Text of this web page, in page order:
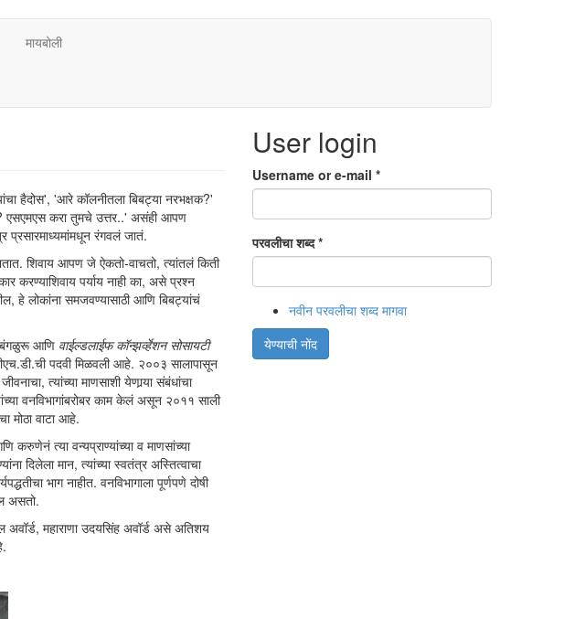
मायबोली
हैदोस', 'आरे कॉलनीतला बिबट्या नरभक्षक?'
एसएमएस करा तुमचे उत्तर..' असंही आपण
प्रसारमाध्यमांमधून रंगवलं जातं.
शिवाय आपण जे ऐकतो-वाचतो, त्यांतलं किती
करण्याशिवाय पर्याय नाही का, असे प्रश्न
हे लोकांना समजवण्यासाठी आणि बिबट्यांचं
आणि वाईल्डलाईफ कॉन्झर्व्हेशन सोसायटी
पदवी मिळवली आहे. २००३ सालापासून
त्यांच्या माणसाशी येणार्‍या संबंधांचा
वनविभागांबरोबर काम केलं असून २०११ साली
मोठा वाटा आहे.
त्या वन्यप्राण्यांच्या व माणसांच्या
दिलेला मान, त्यांच्या स्वतंत्र अस्तित्वाचा
भाग नाहीत. वनविभागाला पूर्णपणे दोषी
असतो.
अवॉर्ड, महाराणा उदयसिंह अवॉर्ड असे अतिशय
User login
Username or e-mail *
परवलीचा शब्द*
नवीन परवलीचा शब्द मागवा
येण्याची नोंद